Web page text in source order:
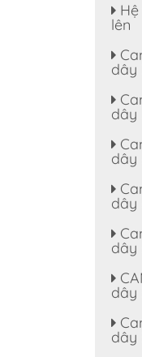
lên
dây
dây
dây
dây
dây
dây
dây